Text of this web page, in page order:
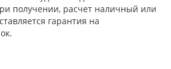
получении, расчет наличный или
гарантия на